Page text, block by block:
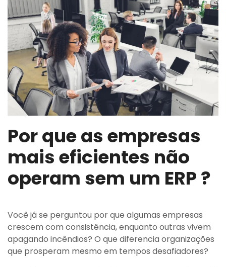
Por que as empresas
mais eficientes não
operam sem um ERP ?
Você já se perguntou por que algumas empresas
crescem com consistência, enquanto outras vivem
apagando incêndios? O que diferencia organizações
que prosperam mesmo em tempos desafiadores?